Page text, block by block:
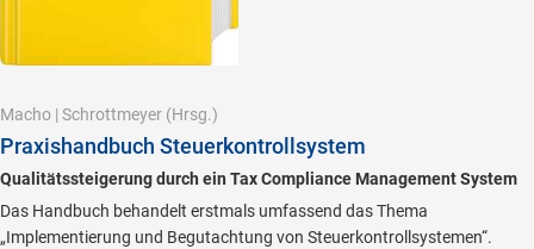
Macho | Schrottmeyer (Hrsg.)
Praxishandbuch Steuerkontrollsystem
Qualitätssteigerung durch ein Tax Compliance Management System
Das Handbuch behandelt erstmals umfassend das Thema
„Implementierung und Begutachtung von Steuerkontrollsystemen“.